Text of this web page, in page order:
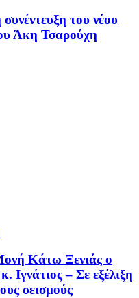
του νέου
Άκη Τσαρούχη
Κάτω Ξενιάς ο
Ιγνάτιος – Σε εξέλιξη
σεισμούς